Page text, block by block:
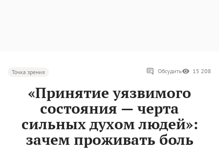
Точка зрения Обсудить 15 208
«Принятие уязвимого
состояния — черта
сильных духом людей»:
зачем проживать боль